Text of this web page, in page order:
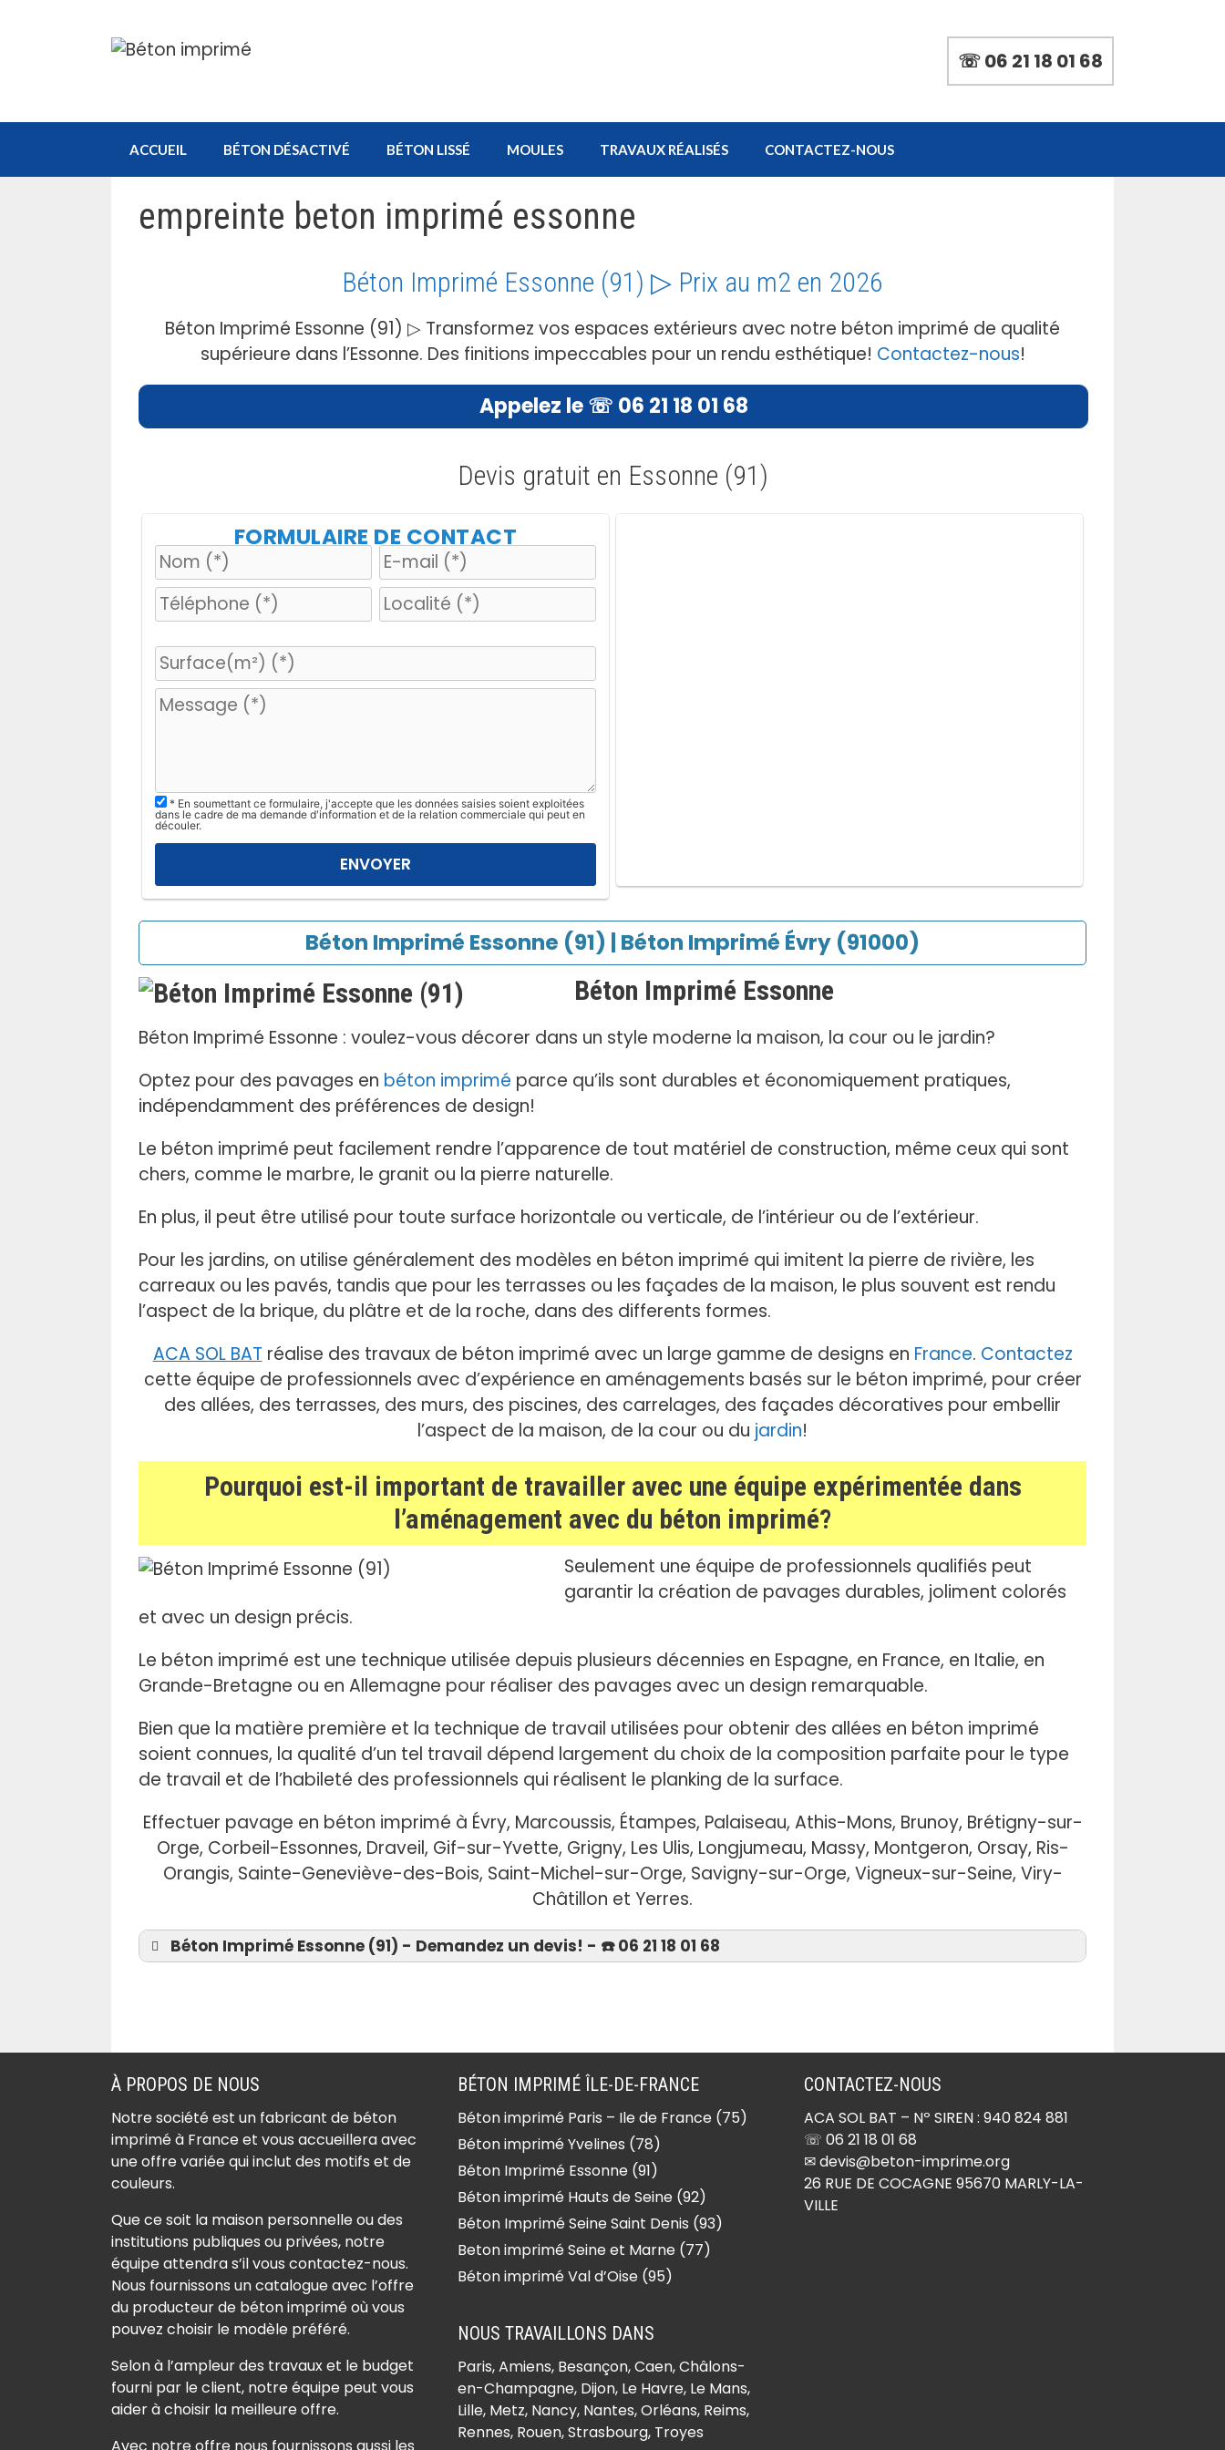
☏ 06 21 18 01 68
ACCUEIL BÉTON DÉSACTIVÉ BÉTON LISSÉ MOULES TRAVAUX RÉALISÉS CONTACTEZ-NOUS
empreinte beton imprimé essonne
Béton Imprimé Essonne (91) ▷ Prix au m2 en 2026
Béton Imprimé Essonne (91) ▷ Transformez vos espaces extérieurs avec notre béton imprimé de qualité
supérieure dans l’Essonne. Des finitions impeccables pour un rendu esthétique! Contactez-nous!
Appelez le ☏ 06 21 18 01 68
Devis gratuit en Essonne (91)
FORMULAIRE DE CONTACT
e
u
z
l
a
s
c
e
c
h
m
p
i
d
.
* En soumettant ce formulaire, j'accepte que les données saisies soient exploitées
dans le cadre de ma demande d'information et de la relation commerciale qui peut en
découler.
Béton Imprimé Essonne (91) | Béton Imprimé Évry (91000)
Béton Imprimé Essonne
Béton Imprimé Essonne : voulez-vous décorer dans un style moderne la maison, la cour ou le jardin?
Optez pour des pavages en béton imprimé parce qu’ils sont durables et économiquement pratiques,
indépendamment des préférences de design!
Le béton imprimé peut facilement rendre l’apparence de tout matériel de construction, même ceux qui sont
chers, comme le marbre, le granit ou la pierre naturelle.
En plus, il peut être utilisé pour toute surface horizontale ou verticale, de l’intérieur ou de l’extérieur.
Pour les jardins, on utilise généralement des modèles en béton imprimé qui imitent la pierre de rivière, les
carreaux ou les pavés, tandis que pour les terrasses ou les façades de la maison, le plus souvent est rendu
l’aspect de la brique, du plâtre et de la roche, dans des differents formes.
ACA SOL BAT réalise des travaux de béton imprimé avec un large gamme de designs en France. Contactez
cette équipe de professionnels avec d’expérience en aménagements basés sur le béton imprimé, pour créer
des allées, des terrasses, des murs, des piscines, des carrelages, des façades décoratives pour embellir
l’aspect de la maison, de la cour ou du jardin!
Pourquoi est-il important de travailler avec une équipe expérimentée dans
l’aménagement avec du béton imprimé?
Seulement une équipe de professionnels qualifiés peut
garantir la création de pavages durables, joliment colorés
et avec un design précis.
Le béton imprimé est une technique utilisée depuis plusieurs décennies en Espagne, en France, en Italie, en
Grande-Bretagne ou en Allemagne pour réaliser des pavages avec un design remarquable.
Bien que la matière première et la technique de travail utilisées pour obtenir des allées en béton imprimé
soient connues, la qualité d’un tel travail dépend largement du choix de la composition parfaite pour le type
de travail et de l’habileté des professionnels qui réalisent le planking de la surface.
Effectuer pavage en béton imprimé à Évry, Marcoussis, Étampes, Palaiseau, Athis-Mons, Brunoy, Brétigny-sur-
Orge, Corbeil-Essonnes, Draveil, Gif-sur-Yvette, Grigny, Les Ulis, Longjumeau, Massy, Montgeron, Orsay, Ris-
Orangis, Sainte-Geneviève-des-Bois, Saint-Michel-sur-Orge, Savigny-sur-Orge, Vigneux-sur-Seine, Viry-
Châtillon et Yerres.
Béton Imprimé Essonne (91) - Demandez un devis! - ☎️ 06 21 18 01 68
la-Rivière (91150)
Béton imprimé Angerville
(91670)
Béton imprimé
Angervilliers (91470)
(91290)
Béton imprimé Arrancourt
(91690)
Béton imprimé Athis-Mons
(91200)
Béton imprimé Authon-la-
Plaine (91410)
Béton imprimé Auvernaux
(91830)
Béton imprimé Auvers-
(91150)
Béton imprimé Étiolles
(91450)
Béton imprimé Étréchy
(91580)
Béton imprimé Évry-
Courcouronnes (91000)
Béton imprimé Fleury-
Mérogis (91700)
Béton imprimé Fontaine-
Béton imprimé Fontenay-
le-Vicomte (91540)
Béton imprimé Fontenay-
lès-Briis (91640)
Béton imprimé Forges-
École (91490)
Béton imprimé Ormoy
Béton imprimé Ormoy-la-
Rivière (91150)
Béton imprimé Orsay
À PROPOS DE NOUS
Notre société est un fabricant de béton
imprimé à France et vous accueillera avec
une offre variée qui inclut des motifs et de
couleurs.
Que ce soit la maison personnelle ou des
institutions publiques ou privées, notre
équipe attendra s’il vous contactez-nous.
Nous fournissons un catalogue avec l’offre
du producteur de béton imprimé où vous
pouvez choisir le modèle préféré.
Selon à l’ampleur des travaux et le budget
fourni par le client, notre équipe peut vous
aider à choisir la meilleure offre.
Avec notre offre nous fournissons aussi les
BÉTON IMPRIMÉ ÎLE-DE-FRANCE
Béton imprimé Paris – Ile de France (75)
Béton imprimé Yvelines (78)
Béton Imprimé Essonne (91)
Béton imprimé Hauts de Seine (92)
Béton Imprimé Seine Saint Denis (93)
Beton imprimé Seine et Marne (77)
Béton imprimé Val d’Oise (95)
NOUS TRAVAILLONS DANS
Paris,Amiens, Besançon, Caen, Châlons-
en-Champagne, Dijon, Le Havre, Le Mans,
Lille, Metz, Nancy, Nantes, Orléans, Reims,
Rennes, Rouen, Strasbourg, Troyes
CONTACTEZ-NOUS
ACA SOL BAT – Nº SIREN : 940 824 881
☏ 06 21 18 01 68
✉ devis@beton-imprime.org
26 RUE DE COCAGNE 95670 MARLY-LA-
VILLE